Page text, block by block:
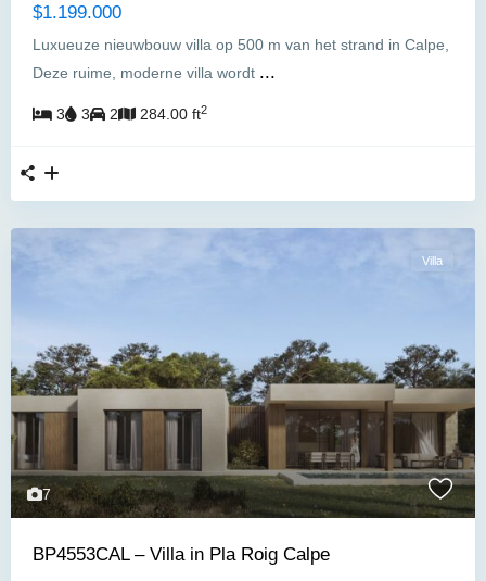
$1.199.000
Luxueuze nieuwbouw villa op 500 m van het strand in Calpe,
Deze ruime, moderne villa wordt ...
3 3 2 284.00 ft2
7
Villa
BP4553CAL – Villa in Pla Roig Calpe